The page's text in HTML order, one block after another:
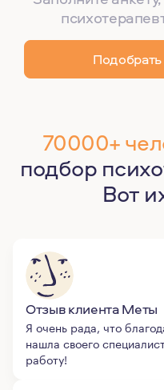
Подобрать
70000+
подбор
Вот
Отзыв клиента Меты
Я очень рада, что
нашла своего
работу!